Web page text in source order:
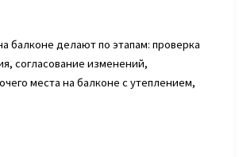
балконе делают по этапам: проверка
согласование изменений,
места на балконе с утеплением,